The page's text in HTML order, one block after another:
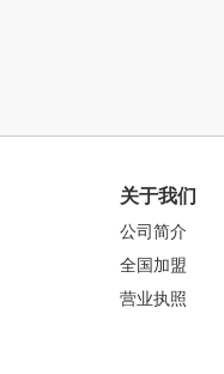
关于我们
公司简介
全国加盟
营业执照